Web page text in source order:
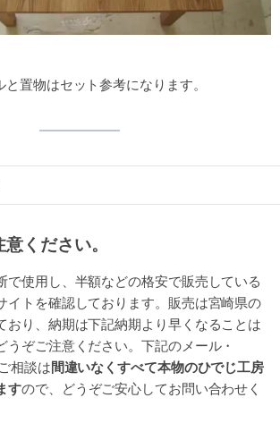
と置物はセット参考になります。
ください。
で使用し、半額などの格安で販売している
イトを確認しております。販売は宮崎県の
おり、納期は下記納期より早くなることは
うぞご注意ください。下記のメール・
相談は間違いなくすべて本物のひでじ工房
すので、どうぞご安心してお問い合わせく